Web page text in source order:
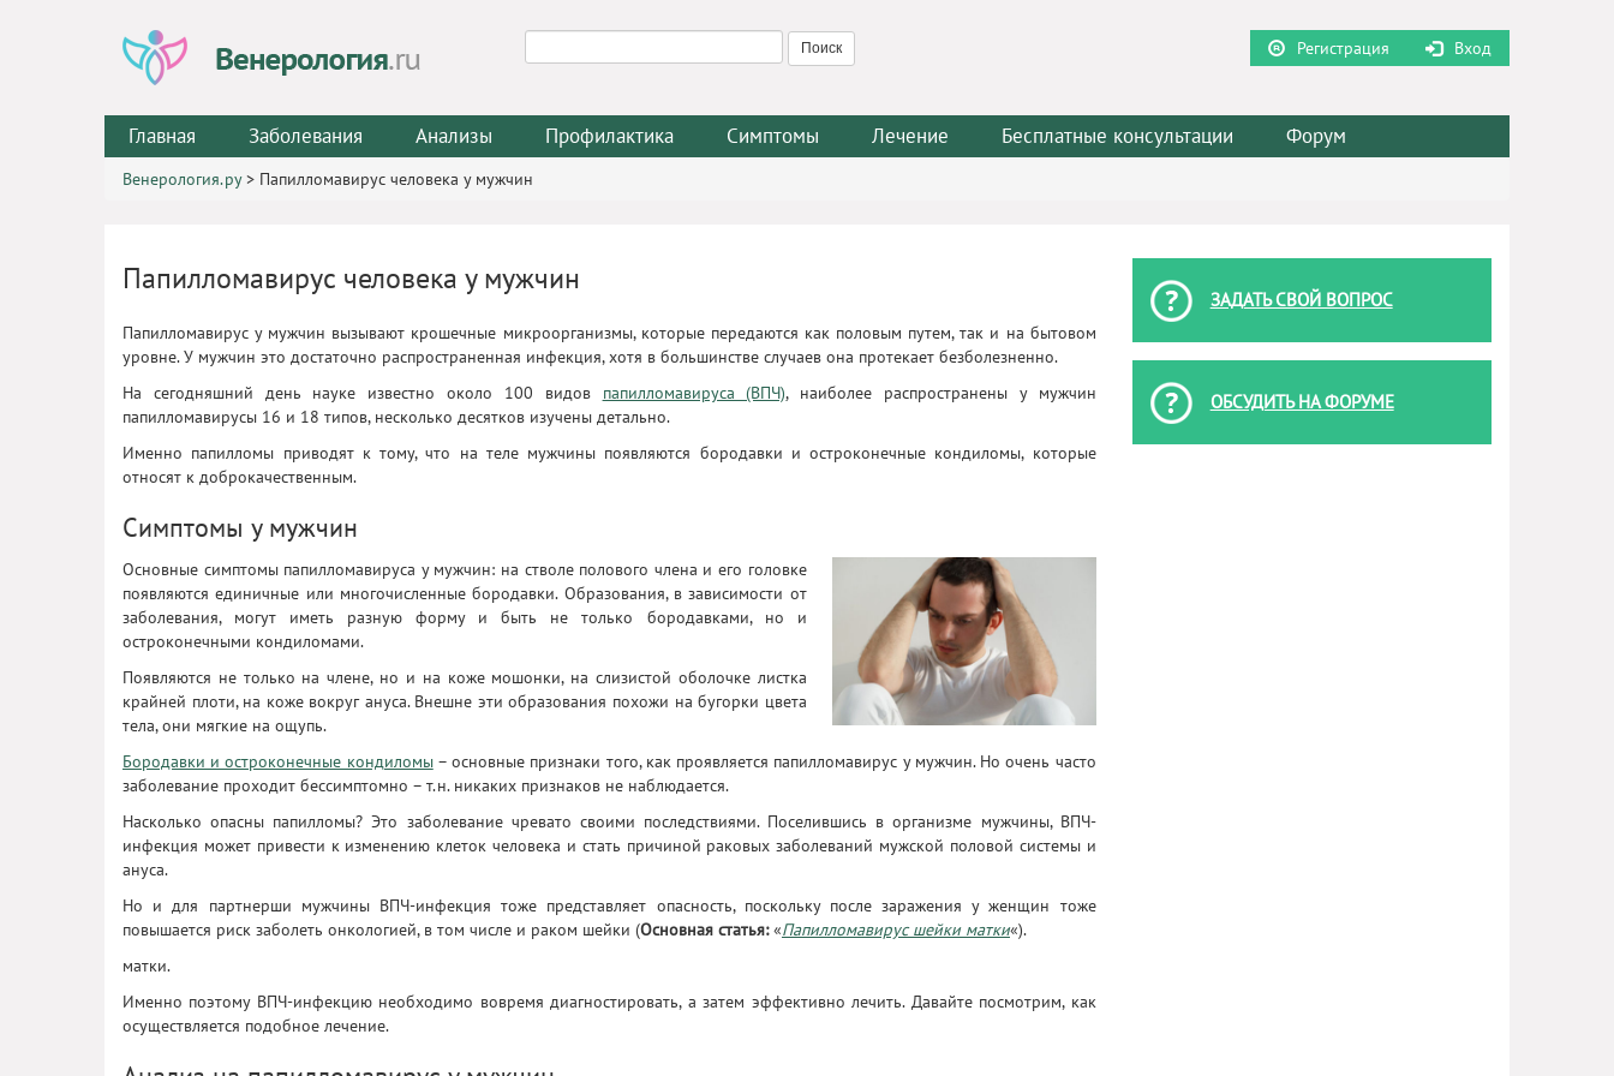
Регистрация Вход
Главная Заболевания Анализы Профилактика Симптомы Лечение Бесплатные консультации Форум
Венерология.ру> Папилломавирус человека у мужчин
Папилломавирус человека у мужчин
Папилломавирус у мужчин вызывают крошечные микроорганизмы, которые передаются как половым путем, так и на бытовом
уровне. У мужчин это достаточно распространенная инфекция, хотя в большинстве случаев она протекает безболезненно.
На сегодняшний день науке известно около 100 видов папилломавируса (ВПЧ), наиболее распространены у мужчин
папилломавирусы 16 и 18 типов, несколько десятков изучены детально.
Именно папилломы приводят к тому, что на теле мужчины появляются бородавки и остроконечные кондиломы, которые
относят к доброкачественным.
Симптомы у мужчин
Основные симптомы папилломавируса у мужчин: на стволе полового члена и его головке
появляются единичные или многочисленные бородавки. Образования, в зависимости от
заболевания, могут иметь разную форму и быть не только бородавками, но и
остроконечными кондиломами.
Появляются не только на члене, но и на коже мошонки, на слизистой оболочке листка
крайней плоти, на коже вокруг ануса. Внешне эти образования похожи на бугорки цвета
тела, они мягкие на ощупь.
Бородавки и остроконечные кондиломы– основные признаки того, как проявляется папилломавирус у мужчин. Но очень часто
заболевание проходит бессимптомно – т.н. никаких признаков не наблюдается.
Насколько опасны папилломы? Это заболевание чревато своими последствиями. Поселившись в организме мужчины, ВПЧ-
инфекция может привести к изменению клеток человека и стать причиной раковых заболеваний мужской половой системы и
ануса.
Но и для партнерши мужчины ВПЧ-инфекция тоже представляет опасность, поскольку после заражения у женщин тоже
повышается риск заболеть онкологией, в том числе и раком шейки (Основная статья:«Папилломавирус шейки матки«).
матки.
Именно поэтому ВПЧ-инфекцию необходимо вовремя диагностировать, а затем эффективно лечить. Давайте посмотрим, как
осуществляется подобное лечение.
ЗАДАТЬ СВОЙ ВОПРОС
ОБСУДИТЬ НА ФОРУМЕ